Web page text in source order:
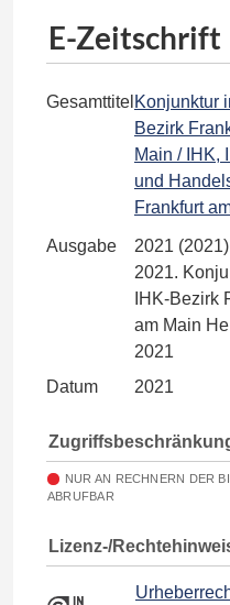
E-Zeitschrift
Gesamttitel Konjunktur
Bezirk
Main / IHK,
und
Frankfurt
Ausgabe
2021
2021.
IHK-Bezirk
am Main
2021
Datum
2021
NUR AN RECHNERN DER
ABRUFBAR
Lizenz-/